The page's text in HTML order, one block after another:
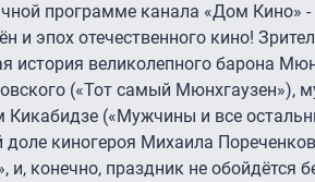
программе канала «Дом Кино»
и эпох отечественного кино!
история великолепного барона
(«Тот самый Мюнхгаузен»),
Кикабидзе («Мужчины и все
доле киногероя Михаила
и, конечно, праздник не обойдётся